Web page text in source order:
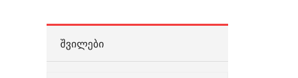
ᲨᲕᲘᲚᲔᲑᲘ